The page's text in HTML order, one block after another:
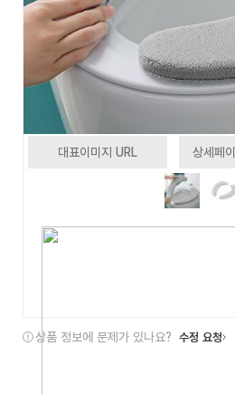
대표이미지 URL 상세페
상품 정보에 문제가 있나요? 수정 요청